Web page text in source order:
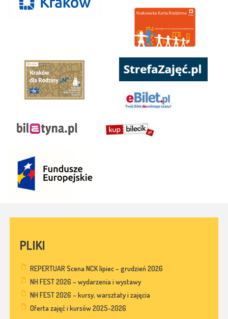
PLIKI
REPERTUAR Scena NCK lipiec – grudzień 2026
NH FEST 2026 – wydarzenia i wystawy
NH FEST 2026 – kursy, warsztaty i zajęcia
Oferta zajęć i kursów 2025-2026